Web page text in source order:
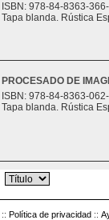
ISBN: 978-84-8363-
Tapa blanda. Rústica
PROCESADO DE
ISBN: 978-84-8363-
Tapa blanda. Rústica
:: Política de privacidad ::